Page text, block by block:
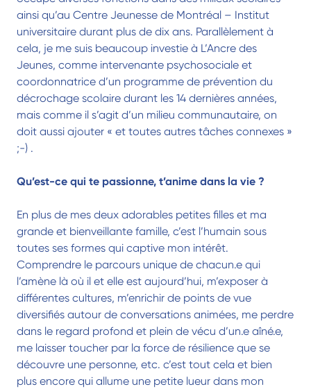
ainsi qu’au Centre Jeunesse de Montréal – Institut
universitaire durant plus de dix ans. Parallèlement à
cela, je me suis beaucoup investie à L’Ancre des
Jeunes, comme intervenante psychosociale et
coordonnatrice d’un programme de prévention du
décrochage scolaire durant les 14 dernières années,
mais comme il s’agit d’un milieu communautaire, on
doit aussi ajouter « et toutes autres tâches connexes »
;-) .
Qu’est-ce qui te passionne, t’anime dans la vie ?
En plus de mes deux adorables petites filles et ma
grande et bienveillante famille, c’est l’humain sous
toutes ses formes qui captive mon intérêt.
Comprendre le parcours unique de chacun.e qui
l’amène là où il et elle est aujourd’hui, m’exposer à
différentes cultures, m’enrichir de points de vue
diversifiés autour de conversations animées, me perdre
dans le regard profond et plein de vécu d’un.e aîné.e,
me laisser toucher par la force de résilience que se
découvre une personne, etc. c’est tout cela et bien
plus encore qui allume une petite lueur dans mon